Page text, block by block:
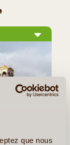
que nous